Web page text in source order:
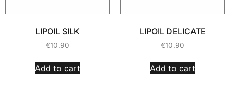
LIPOIL SILK
€10.90
Add to cart
LIPOIL DELICATE
€10.90
Add to cart